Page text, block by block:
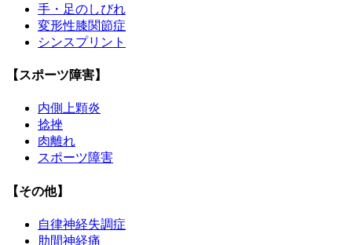
手・足のしびれ
変形性膝関節症
シンスプリント
【スポーツ障害】
内側上顆炎
捻挫
肉離れ
スポーツ障害
【その他】
自律神経失調症
肋間神経痛